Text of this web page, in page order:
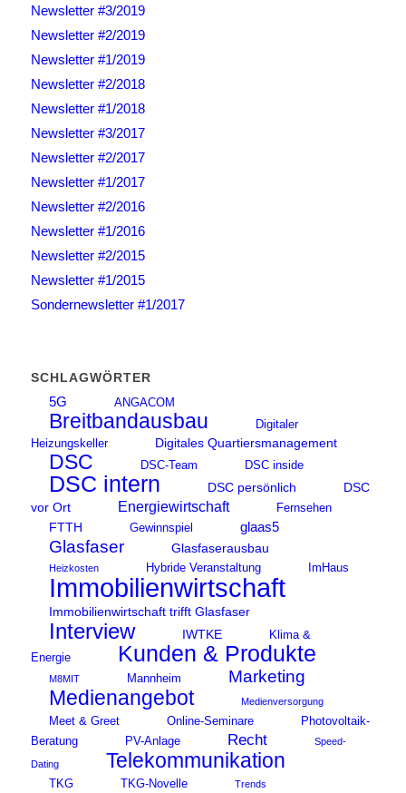
Newsletter #3/2019
Newsletter #2/2019
Newsletter #1/2019
Newsletter #2/2018
Newsletter #1/2018
Newsletter #3/2017
Newsletter #2/2017
Newsletter #1/2017
Newsletter #2/2016
Newsletter #1/2016
Newsletter #2/2015
Newsletter #1/2015
Sondernewsletter #1/2017
SCHLAGWÖRTER
5G ANGACOM
Breitbandausbau
Digitaler
Heizungskeller
Digitales Quartiersmanagement
DSC DSC-Team DSC inside
DSC intern DSC persönlich
DSC
vor Ort
Energiewirtschaft Fernsehen
FTTH Gewinnspiel glaas5
Glasfaser Glasfaserausbau
Heizkosten Hybride Veranstaltung ImHaus
Immobilienwirtschaft
Immobilienwirtschaft trifft Glasfaser
Interview IWTKE
Klima &
Energie
Kunden & Produkte
M8MIT Mannheim Marketing
Medienangebot Medienversorgung
Meet & Greet Online-Seminare
Photovoltaik-
Beratung
PV-Anlage Recht Speed-
Dating Telekommunikation
TKG TKG-Novelle Trends